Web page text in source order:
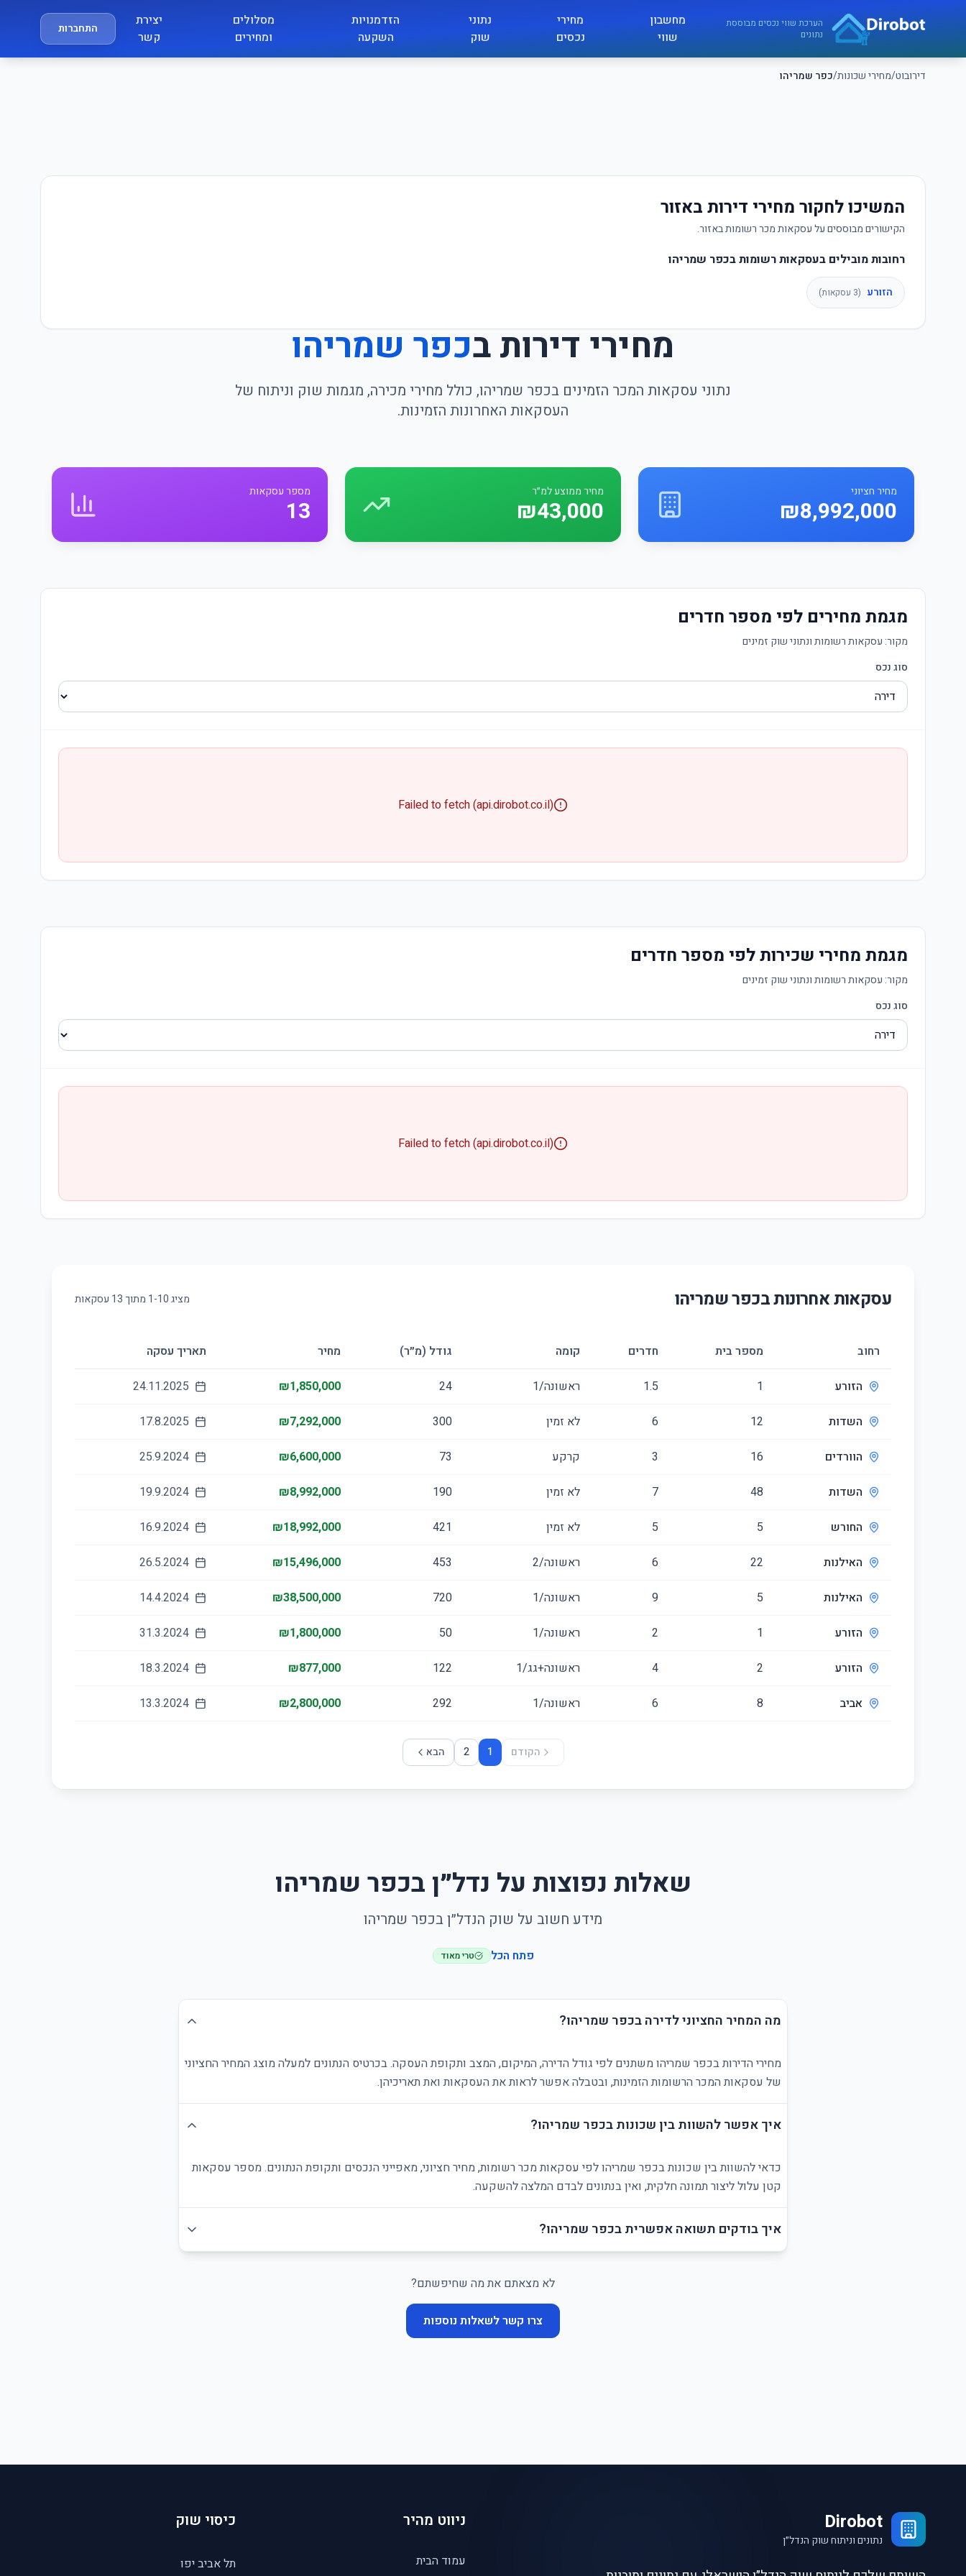
דירובוט/מחירי שכונות/כפר שמריהו
דירובוט
הערכת שווי נכסים מבוססת
נתונים
מחשבון
שווי
מחירי
נכסים
נתוני
שוק
הזדמנויות
השקעה
מסלולים
ומחירים
יצירת
קשר
התחברות
המשיכו לחקור מחירי דירות באזור
הקישורים מבוססים על עסקאות מכר רשומות באזור.
רחובות מובילים בעסקאות רשומות בכפר שמריהו
הזורע (
3 עסקאות)
מחירי דירות בכפר שמריהו
נתוני עסקאות המכר הזמינים בכפר שמריהו, כולל מחירי מכירה, מגמות שוק וניתוח של
העסקאות האחרונות הזמינות.
מחיר חציוני
₪8,992,000
מחיר ממוצע למ״ר
₪43,000
מספר עסקאות
13
מגמת מחירים לפי מספר חדרים
מקור: עסקאות רשומות ונתוני שוק זמינים
סוג נכס
Failed to fetch (api.dirobot.co.il)
מגמת מחירי שכירות לפי מספר חדרים
מקור: עסקאות רשומות ונתוני שוק זמינים
סוג נכס
Failed to fetch (api.dirobot.co.il)
עסקאות אחרונות בכפר שמריהו מציג 1-10 מתוך13 עסקאות
רחוב מספר בית חדרים קומה גודל (מ״ר) מחיר תאריך עסקה
הזורע 1
1.5 ראשונה/1 24
₪1,850,000
24.11.2025
השדות 12
6 לא זמין 300
₪7,292,000
17.8.2025
הוורדים 16
3 קרקע 73
₪6,600,000
25.9.2024
השדות 48
7 לא זמין 190
₪8,992,000
19.9.2024
החורש 5
5 לא זמין 421
₪18,992,000
16.9.2024
האילנות 22
6 ראשונה/2 453
₪15,496,000
26.5.2024
האילנות 5
9 ראשונה/1 720
₪38,500,000
14.4.2024
הזורע 1
2 ראשונה/1 50
₪1,800,000
31.3.2024
הזורע 2
4 ראשונה+גג/1 122
₪877,000
18.3.2024
אביב 8
6 ראשונה/1 292
₪2,800,000
13.3.2024
הקודם 1
2 הבא
שאלות נפוצות על נדל״ן בכפר שמריהו
מידע חשוב על שוק הנדל״ן בכפר שמריהו
פתח הכל טרי מאוד
מה המחיר החציוני לדירה בכפר שמריהו?
מחירי הדירות בכפר שמריהו משתנים לפי גודל הדירה, המיקום, המצב ותקופת העסקה. בכרטיס הנתונים למעלה מוצג המחיר החציוני
של עסקאות המכר הרשומות הזמינות, ובטבלה אפשר לראות את העסקאות ואת תאריכיהן.
איך אפשר להשוות בין שכונות בכפר שמריהו?
כדאי להשוות בין שכונות בכפר שמריהו לפי עסקאות מכר רשומות, מחיר חציוני, מאפייני הנכסים ותקופת הנתונים. מספר עסקאות
קטן עלול ליצור תמונה חלקית, ואין בנתונים לבדם המלצה להשקעה.
איך בודקים תשואה אפשרית בכפר שמריהו?
לא מצאתם את מה שחיפשתם?
צרו קשר לשאלות נוספות
Dirobot
נתונים וניתוח שוק הנדל״ן
ניווט מהיר
עמוד הבית
כיסוי שוק
תל אביב יפו